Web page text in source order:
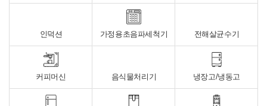
인덕션 가정용초음파세척기 전해살균수기
커피머신 음식물처리기 냉장고/냉동고